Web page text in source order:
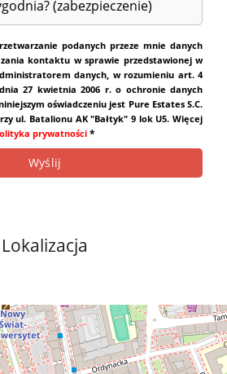
podanych przeze mnie danych
kontaktu w sprawie przedstawionej w
danych, w rozumieniu art. 4
27 kwietnia 2006 r. o ochronie danych
oświadczeniu jest Pure Estates S.C.
ul. Batalionu AK "Bałtyk" 9 lok U5. Więcej
prywatności *
Lokalizacja